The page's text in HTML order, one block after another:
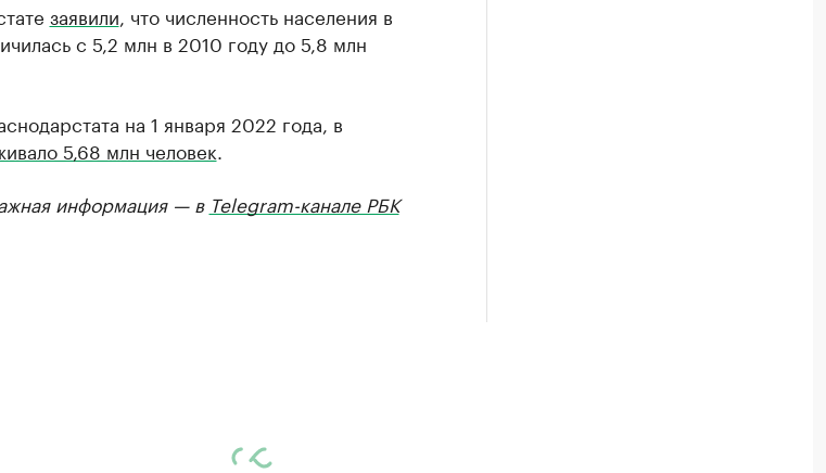
заявили , что численность населения в
с 5,2 млн в 2010 году до 5,8 млн
на 1 января 2022 года, в
5,68 млн человек
информация — в Telegram-канале РБК